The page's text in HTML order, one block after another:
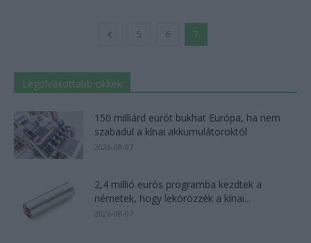
5 6 7
Legolvasottabb cikkek
150 milliárd eurót bukhat Európa, ha nem
szabadul a kínai akkumulátoroktól
2026-08-07
2,4 millió eurós programba kezdtek a
németek, hogy lekörözzék a kínai...
2026-08-07